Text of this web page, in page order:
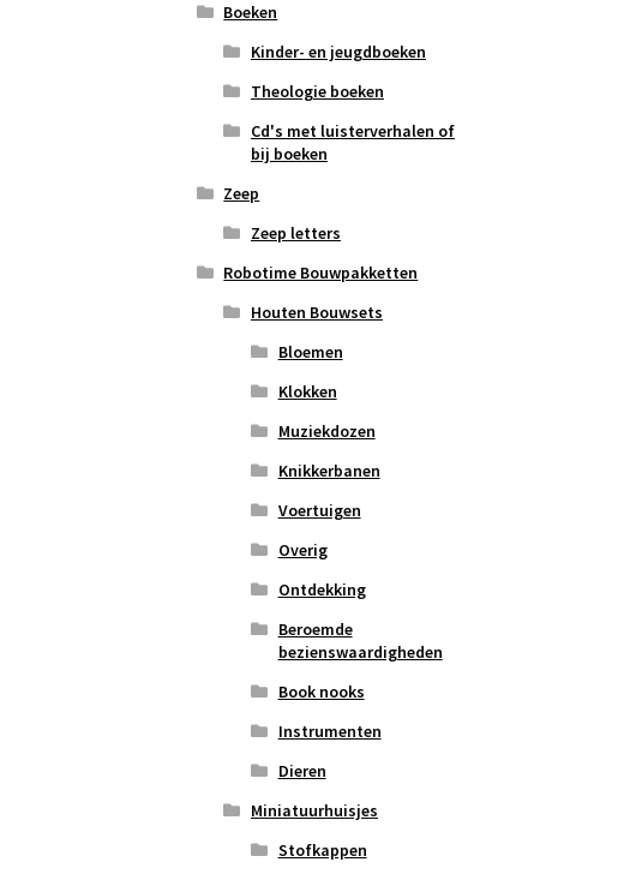
Boeken
Kinder- en jeugdboeken
Theologie boeken
Cd's met luisterverhalen of
bij boeken
Zeep
Zeep letters
Robotime Bouwpakketten
Houten Bouwsets
Bloemen
Klokken
Muziekdozen
Knikkerbanen
Voertuigen
Overig
Ontdekking
Beroemde
bezienswaardigheden
Book nooks
Instrumenten
Dieren
Miniatuurhuisjes
Stofkappen